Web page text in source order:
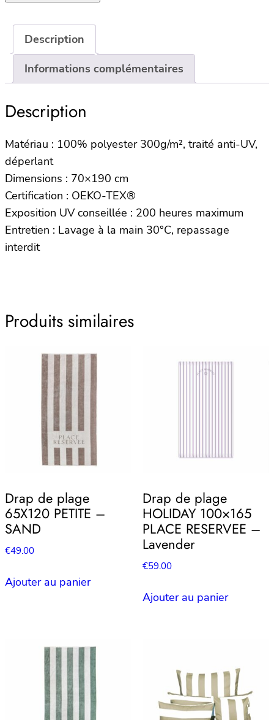
bain
soleil
70×190
RIVIERA
KAKI
Description
Informations complémentaires
Description
Matériau : 100% polyester 300g/m², traité anti-UV,
déperlant
Dimensions : 70×190 cm
Certification : OEKO-TEX®
Exposition UV conseillée : 200 heures maximum
Entretien : Lavage à la main 30°C, repassage
interdit
Produits similaires
Drap de plage
65X120 PETITE –
SAND
€49.00
Ajouter au panier
Drap de plage
HOLIDAY 100×165
PLACE RESERVEE –
Lavender
€59.00
Ajouter au panier